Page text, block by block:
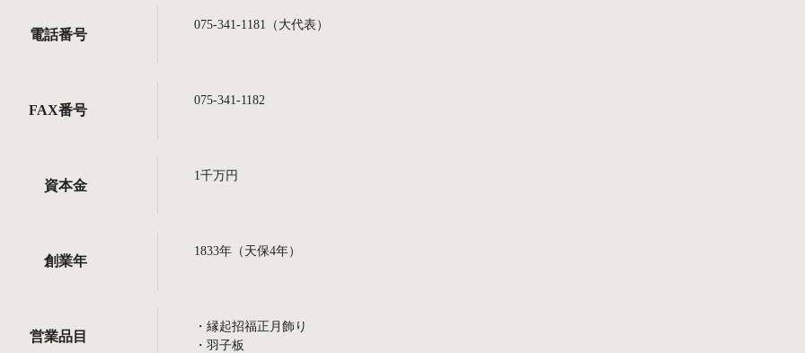
電話番号
075-341-1181（大代表）
FAX番号
075-341-1182
資本金
1千万円
創業年
1833年（天保4年）
営業品目
・縁起招福正月飾り
・羽子板